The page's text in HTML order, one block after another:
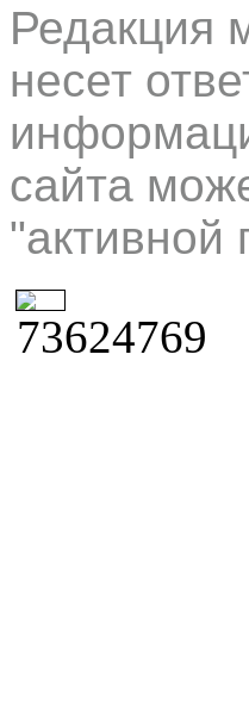
Редакция
несет
сайта
"активной